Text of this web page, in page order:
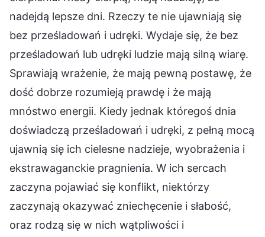
nadejdą lepsze dni. Rzeczy te nie ujawniają się
bez prześladowań i udręki. Wydaje się, że bez
prześladowań lub udręki ludzie mają silną wiarę.
Sprawiają wrażenie, że mają pewną postawę, że
dość dobrze rozumieją prawdę i że mają
mnóstwo energii. Kiedy jednak któregoś dnia
doświadczą prześladowań i udręki, z pełną mocą
ujawnią się ich cielesne nadzieje, wyobrażenia i
ekstrawaganckie pragnienia. W ich sercach
zaczyna pojawiać się konflikt, niektórzy
zaczynają okazywać zniechęcenie i słabość,
oraz rodzą się w nich wątpliwości i